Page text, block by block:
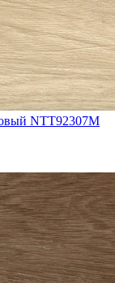
NTT92307M